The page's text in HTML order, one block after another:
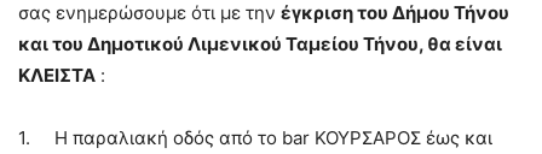
σας ενημερώσουμε ότι με την έγκριση του Δήμου Τήνου
και του Δημοτικού Λιμενικού Ταμείου Τήνου, θα είναι
ΚΛΕΙΣΤΑ :
1. Η παραλιακή οδός από το bar ΚΟΥΡΣΑΡΟΣ έως και